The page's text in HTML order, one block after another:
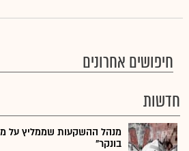
חיפושים אחרונים
חדשות
מנהל ההשקעות שממליץ על
בונקר"